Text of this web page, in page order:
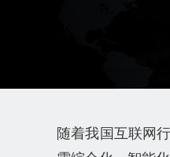
随着我国互联网